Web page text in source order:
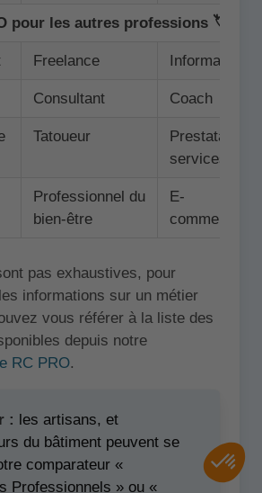
pour les autres professions 🏷️
Freelance Informaticien
Consultant Coach
Tatoueur
Prestataire
services
Professionnel du
bien-être
E-
commerçant
pas exhaustives, pour
informations sur un métier
vous référer à la liste des
depuis notre
RC PRO.
: les artisans, et
du bâtiment peuvent se
comparateur «
Professionnels » ou «